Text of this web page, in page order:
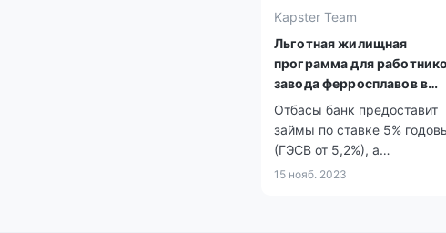
Kapster Team
Льготная жилищная
программа для
завода ферросплавов в
Актюбинской области
Отбасы банк предоставит
займы по ставке 5%
(ГЭСВ от 5,2%), а
первоначальный взнос для
15 нояб. 2023